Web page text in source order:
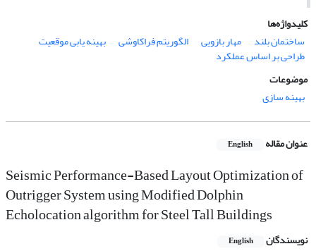
کلیدواژه‌ها
ساختمان بلند
مهار بازویی الگوریتم فراکاوشی بهینه یابی موقعیت
طراحی‌ بر اساس‌ عملکرد
موضوعات
بهینه سازی
عنوان مقاله English
Seismic Performance-Based Layout Optimization of
Outrigger System using Modified Dolphin
Echolocation algorithm for Steel Tall Buildings
نویسندگان English